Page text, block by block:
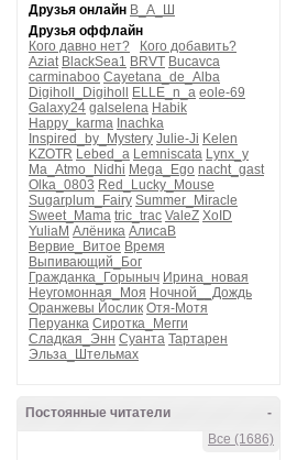
Друзья онлайн В_А_Ш
Друзья оффлайн
Кого давно нет?
Кого добавить?
Aziat BlackSea1 BRVT Bucavca
carminaboo Cayetana_de_Alba
Digiholl_Digiholl
ELLE_n_a eole-69
Galaxy24 galselena Habik
Happy_karma Inachka
Inspired_by_Mystery Julie-Ji Kelen
KZOTR Lebed_a Lemniscata Lynx_y
Ma_Atmo_Nidhi Mega_Ego nacht_gast
Olka_0803 Red_Lucky_Mouse
Sugarplum_Fairy Summer_Miracle
Sweet_Mama tric_trac ValeZ XoID
YuliaM Алёника АлисаВ
Вервие_Витое Время
Выпивающий_Бог
Гражданка_Горыныч Ирина_новая
Неугомонная_Моя Ночной__Дождь
Оранжевы Йослик Отя-Мотя
Перуанка Сиротка_Мегги
Сладкая_Энн Суанта Тартарен
Эльза_Штельмах
-
Постоянные читатели
Все (1686)